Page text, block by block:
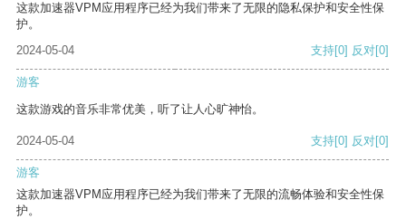
这款加速器VPM应用程序已经为我们带来了无限的隐私保护和安全性保
护。
2024-05-04
支持[0] 反对[0]
游客
这款游戏的音乐非常优美，听了让人心旷神怡。
2024-05-04 支持[0] 反对[0]
游客
这款加速器VPM应用程序已经为我们带来了无限的流畅体验和安全性保
护。